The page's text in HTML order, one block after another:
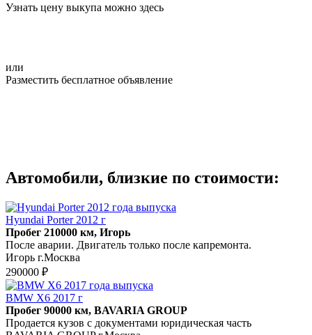
Узнать цену выкупа можно здесь
или
Разместить бесплатное объявление
Автомобили, близкие по стоимости:
Hyundai Porter 2012 г
Пробег 210000 км, Игорь
После аварии. Двигатель только после капремонта.
Игорь г.Москва
290000 ₽
BMW X6 2017 г
Пробег 90000 км, BAVARIA GROUP
Продается кузов с документами юридическая часть